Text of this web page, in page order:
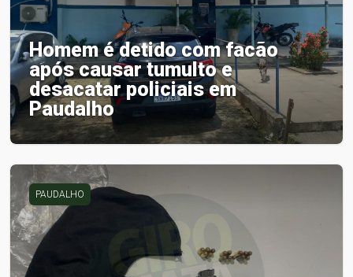
Homem é detido com facão
após causar tumulto e
desacatar policiais em
Paudalho
PAUDALHO